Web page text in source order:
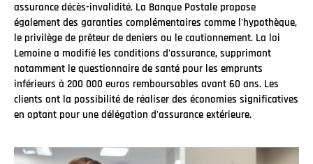
assurance décès-invalidité. La Banque Postale propose
également des garanties complémentaires comme l'hypothèque,
le privilège de prêteur de deniers ou le cautionnement. La loi
Lemoine a modifié les conditions d'assurance, supprimant
notamment le questionnaire de santé pour les emprunts
inférieurs à 200 000 euros remboursables avant 60 ans. Les
clients ont la possibilité de réaliser des économies significatives
en optant pour une délégation d'assurance extérieure.